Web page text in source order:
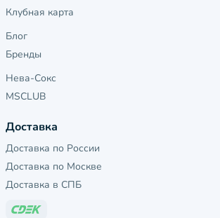
Клубная карта
Блог
Бренды
Нева-Сокс
MSCLUB
Доставка
Доставка по России
Доставка по Москве
Доставка в СПБ